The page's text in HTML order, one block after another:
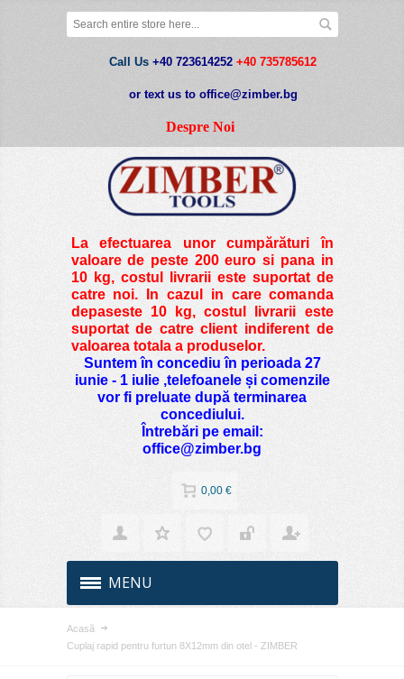
Call Us +40 723614252 +40 735785612
or text us to office@zimber.bg
Despre Noi
La efectuarea unor cumpărături în
valoare de peste200 euro si pana in
10 kg, costul livrarii este suportat de
catre noi. In cazul in care comanda
depaseste 10 kg, costul livrarii este
suportat de catre client indiferent de
valoarea totala a produselor.
Suntem în concediu în perioada 27
iunie - 1 iulie ,telefoanele și comenzile
vor fi preluate după terminarea
concediului.
Întrebări pe email:
office@zimber.bg
0,00 €
MENU
Acasă
Cuplaj rapid pentru furtun 8X12mm din otel - ZIMBER